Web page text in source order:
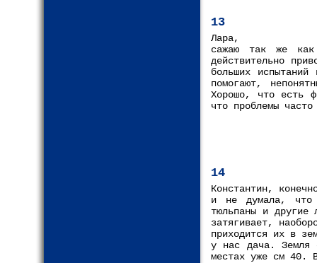
13
Лара,
сажаю так же
действительно
больших
помогают,
Хорошо, что есть
что проблемы
14
Константин,
и не думала, что
тюльпаны и другие
затягивает,
приходится их в
у нас дача. Земля
местах уже см 40.